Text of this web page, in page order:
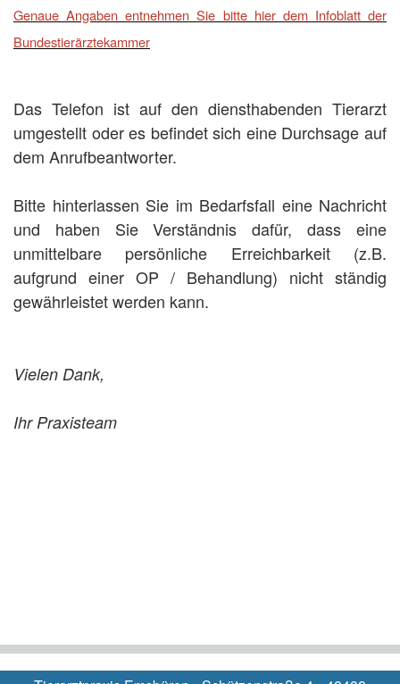
Genaue Angaben entnehmen Sie bitte hier dem Infoblatt der
Bundestierärztekammer
Das Telefon ist auf den diensthabenden Tierarzt
umgestellt oder es befindet sich eine Durchsage auf
dem Anrufbeantworter.
Bitte hinterlassen Sie im Bedarfsfall eine Nachricht
und haben Sie Verständnis dafür, dass eine
unmittelbare persönliche Erreichbarkeit (z.B.
aufgrund einer OP / Behandlung) nicht ständig
gewährleistet werden kann.
Vielen Dank,
Ihr Praxisteam